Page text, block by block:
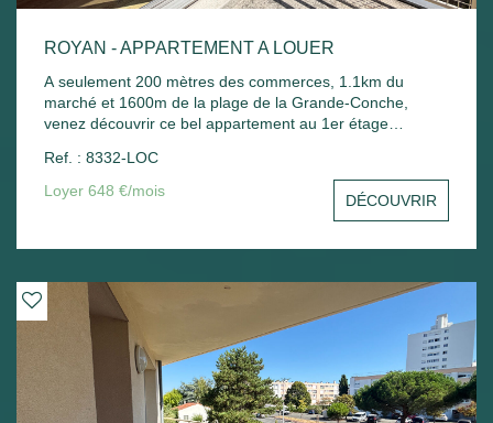
ROYAN - APPARTEMENT A LOUER
A seulement 200 mètres des commerces, 1.1km du
marché et 1600m de la plage de la Grande-Conche,
venez découvrir ce bel appartement au 1er étage
une cuisine, une chambre avec placard, une salle de
bain, un wc et un stationnement commun. Chauffage
électrique et ballon d'eau chaude électrique.
Ref. : 8332-LOC
Loyer 648 €/mois
DÉCOUVRIR